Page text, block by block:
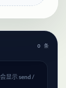
0 条
显示 send /